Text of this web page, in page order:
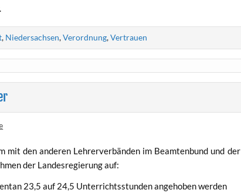
, Niedersachsen,Verordnung,Vertrauen
mit den ande­ren Leh­rer­ver­bän­den im Beam­ten­bund und der
der Lan­des­re­gie­rung auf:
23,5 auf 24,5 Unter­richts­stun­den ange­ho­ben werden